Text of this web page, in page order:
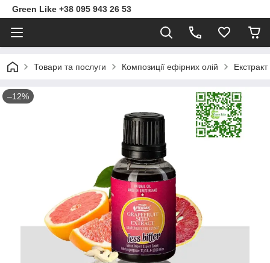
Green Like +38 095 943 26 53
Товари та послуги Композиції ефірних олій
–12%